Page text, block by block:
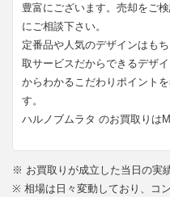
豊富にございます。売却をご
にご相談下さい。
定番品や人気のデザインはも
取サービスだからできるデザ
からわかるこだわりポイント
す。
ハルノブムラタ のお買取りは
※ お買取りが成立した当日の実
※ 相場は日々変動しており、コ